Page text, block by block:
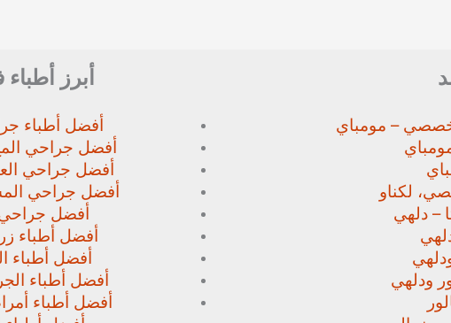
– مومباي
لكناو
– دلهي
ودلهي
أبرز
أفضل أطباء
أفضل جراحي
أفضل جراحي
أفضل جراحي
أفضل جراحي
أفضل أطباء
أفضل أطباء
أفضل أطباء
أفضل أطباء